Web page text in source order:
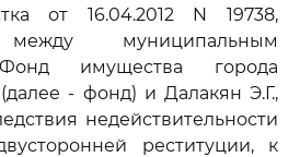
от 16.04.2012 N 19738,
между муниципальным
имущества города
- фонд) и Далакян Э.Г.,
недействительности
реституции, к